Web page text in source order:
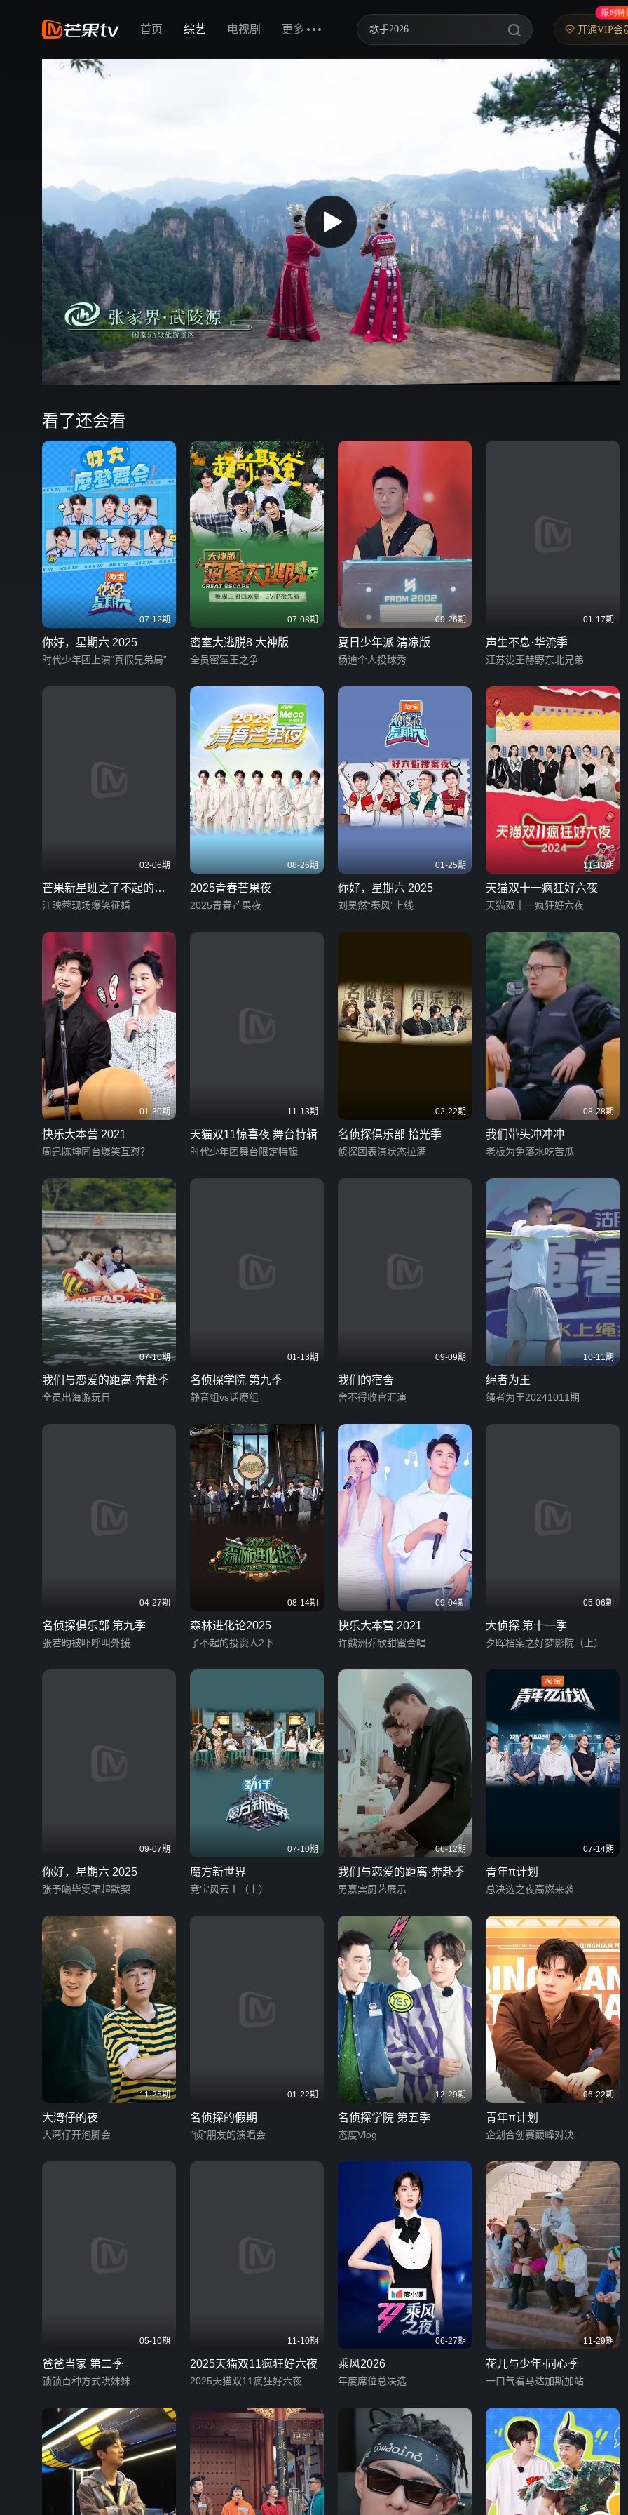
首页 综艺 电视剧 更多
野狗骨头
歌手2026
乘风2026
妻子的浪漫旅行2026
我们的宿舍·归心季
克制升温
爸爸当家 第五季
你好，星期六
开通VIP会
限时特
看了还会看
07-12期
你好，星期六 2025
时代少年团上演“真假兄弟局”
07-08期
密室大逃脱8 大神版
全员密室王之争
09-26期
夏日少年派 清凉版
杨迪个人投球秀
01-17期
声生不息·华流季
汪苏泷王赫野东北兄弟
02-06期
芒果新星班之了不起的艺
能
江映蓉现场爆笑征婚
08-26期
2025青春芒果夜
2025青春芒果夜
01-25期
你好，星期六 2025
刘昊然“秦风”上线
11-10期
天猫双十一疯狂好六夜
天猫双十一疯狂好六夜
01-30期
快乐大本营 2021
周迅陈坤同台爆笑互怼？
11-13期
天猫双11惊喜夜 舞台特辑
时代少年团舞台限定特辑
02-22期
名侦探俱乐部 拾光季
侦探团表演状态拉满
08-28期
我们带头冲冲冲
老板为免落水吃苦瓜
07-10期
我们与恋爱的距离·奔赴季
全员出海游玩日
01-13期
名侦探学院 第九季
静音组vs话痨组
09-09期
我们的宿舍
舍不得收官汇演
10-11期
绳者为王
绳者为王20241011期
04-27期
名侦探俱乐部 第九季
张若昀被吓呼叫外援
08-14期
森林进化论2025
了不起的投资人2下
09-04期
快乐大本营 2021
许魏洲乔欣甜蜜合唱
05-06期
大侦探 第十一季
夕晖档案之好梦影院（上）
09-07期
你好，星期六 2025
张予曦毕雯珺超默契
07-10期
魔方新世界
竞宝风云Ⅰ（上）
06-12期
我们与恋爱的距离·奔赴季
男嘉宾厨艺展示
07-14期
青年π计划
总决选之夜高燃来袭
11-25期
大湾仔的夜
大湾仔开泡脚会
01-22期
名侦探的假期
“侦”朋友的演唱会
12-29期
名侦探学院 第五季
态度Vlog
06-22期
青年π计划
企划合创赛巅峰对决
05-10期
爸爸当家 第二季
锁锁百种方式哄妹妹
11-10期
2025天猫双11疯狂好六夜
2025天猫双11疯狂好六夜
06-27期
乘风2026
年度席位总决选
11-29期
花儿与少年·同心季
一口气看马达加斯加站